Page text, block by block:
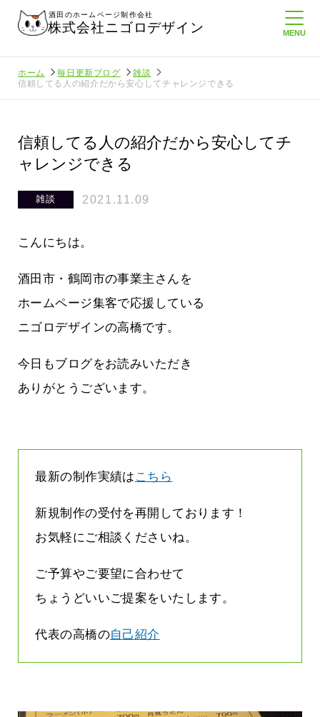
酒田のホームページ制作会社
株式会社ニゴロデザイン
ホーム 毎日更新ブログ
雑談
信頼してる人の紹介だから安心してチャレンジできる
信頼してる人の紹介だから安心してチ
ャレンジできる
雑談 2021.11.09
こんにちは。
酒田市・鶴岡市の事業主さんを
ホームページ集客で応援している
ニゴロデザインの高橋です。
今日もブログをお読みいただき
ありがとうございます。
最新の制作実績は こちら
新規制作の受付を再開しております！
お気軽にご相談くださいね。
ご予算やご要望に合わせて
ちょうどいいご提案をいたします。
代表の高橋の自己紹介
より利
って
酒田商工会議所さんへニゴロ通信を持
って行くときって8～9割方雨なんです
よね